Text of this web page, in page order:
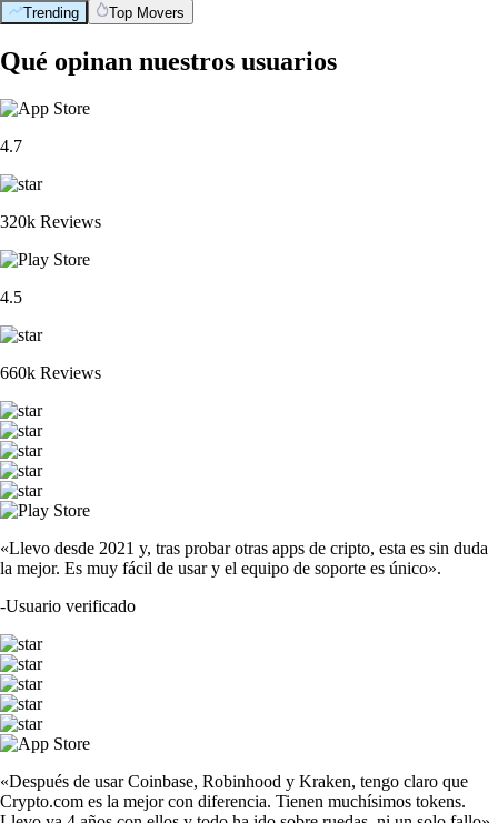
Trending Top Movers
Qué opinan nuestros usuarios
4.7
320k Reviews
4.5
660k Reviews
«Llevo desde 2021 y, tras probar otras apps de cripto, esta es sin duda
la mejor. Es muy fácil de usar y el equipo de soporte es único».
-Usuario verificado
«Después de usar Coinbase, Robinhood y Kraken, tengo claro que
Crypto.com es la mejor con diferencia. Tienen muchísimos tokens.